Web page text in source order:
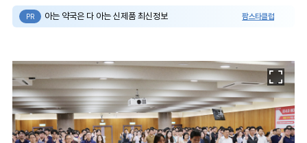
PR 아는 약국은 다 아는 신제품 최신정보 팜스타클럽